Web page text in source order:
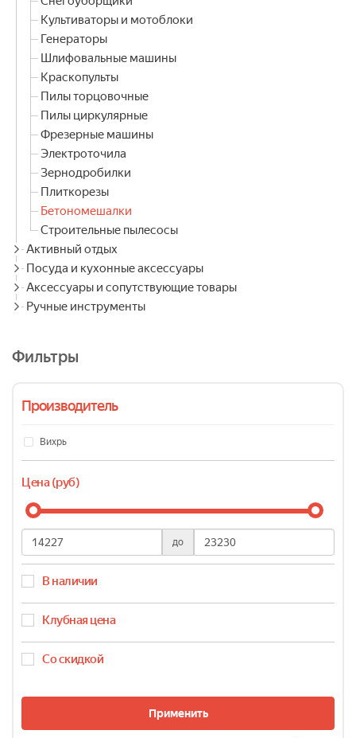
Культиваторы и мотоблоки
Генераторы
Шлифовальные машины
Краскопульты
Пилы торцовочные
Пилы циркулярные
Фрезерные машины
Электроточила
Зернодробилки
Плиткорезы
Бетономешалки
Строительные пылесосы
Активный отдых
Посуда и кухонные аксессуары
Аксессуары и сопутствующие товары
Ручные инструменты
Фильтры
Производитель
Вихрь
Цена (руб)
до
В наличии
Клубная цена
Со скидкой
Применить